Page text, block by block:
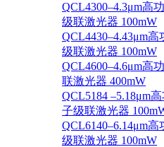
QCL4300–4.3μm高
级联激光器 100mW
QCL4430–4.43μm
级联激光器 100mW
QCL4600–4.6μm高
联激光器 400mW
QCL5184 –5.18μm
子级联激光器
QCL6140–6.14μm
级联激光器 100mW